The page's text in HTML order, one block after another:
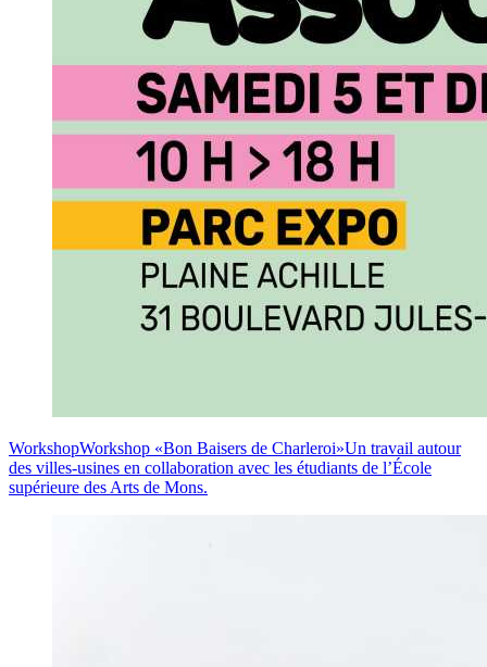
WorkshopWorkshop «Bon Baisers de Charleroi»Un travail autour
des villes-usines en collaboration avec les étudiants de l’École
supérieure des Arts de Mons.